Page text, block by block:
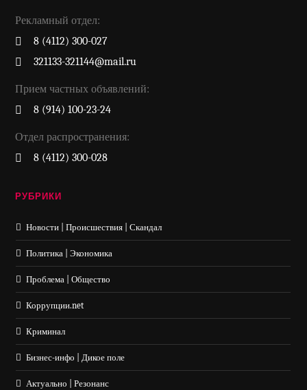
Рекламный отдел:
8 (4112) 300-027
321133-321144@mail.ru
Прием частных объявлений:
8 (914) 100-23-24
Отдел распространения:
8 (4112) 300-028
РУБРИКИ
Новости | Происшествия | Скандал
Политика | Экономика
Проблема | Общество
Коррупции.net
Криминал
Бизнес-инфо | Дикое поле
Актуально | Резонанс